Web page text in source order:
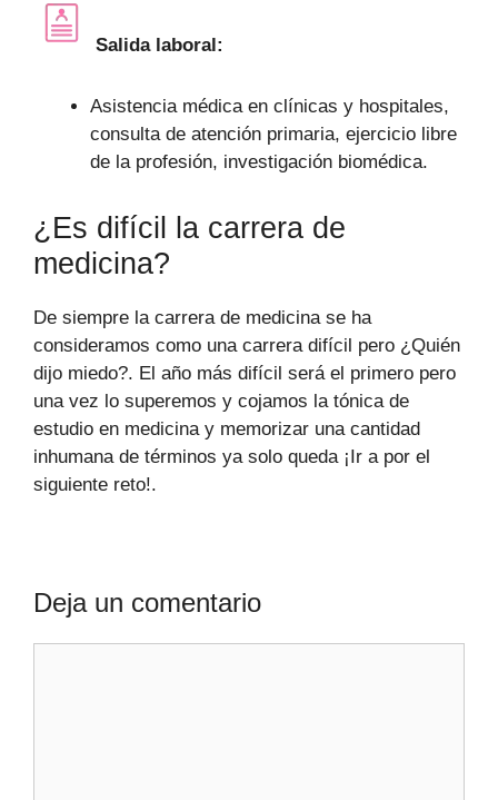
Salida laboral:
Asistencia médica en clínicas y hospitales,
consulta de atención primaria, ejercicio libre
de la profesión, investigación biomédica.
¿Es difícil la carrera de
medicina?
De siempre la carrera de medicina se ha
consideramos como una carrera difícil pero ¿Quién
dijo miedo?. El año más difícil será el primero pero
una vez lo superemos y cojamos la tónica de
estudio en medicina y memorizar una cantidad
inhumana de términos ya solo queda ¡Ir a por el
siguiente reto!.
Deja un comentario